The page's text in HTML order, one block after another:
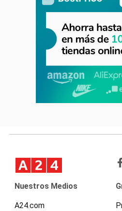
Nuestros Medios
A24.com